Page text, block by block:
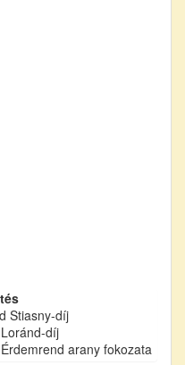
Stiasny-díj
díj
arany fokozata